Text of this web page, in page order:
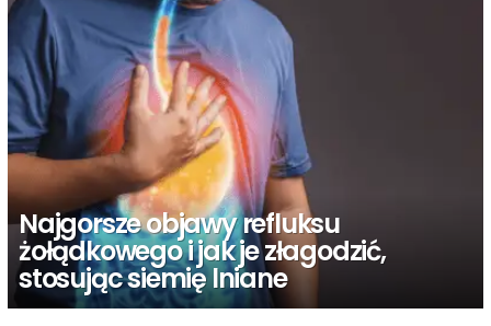
Najgorsze objawy refluksu
żołądkowego i jak je złagodzić,
stosując siemię lniane